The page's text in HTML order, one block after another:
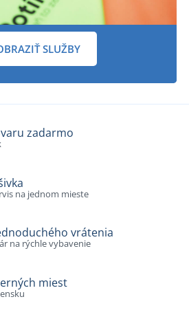
SLUŽBY
zadarmo
na jednom mieste
vrátenia
na rýchle vybavenie
miest